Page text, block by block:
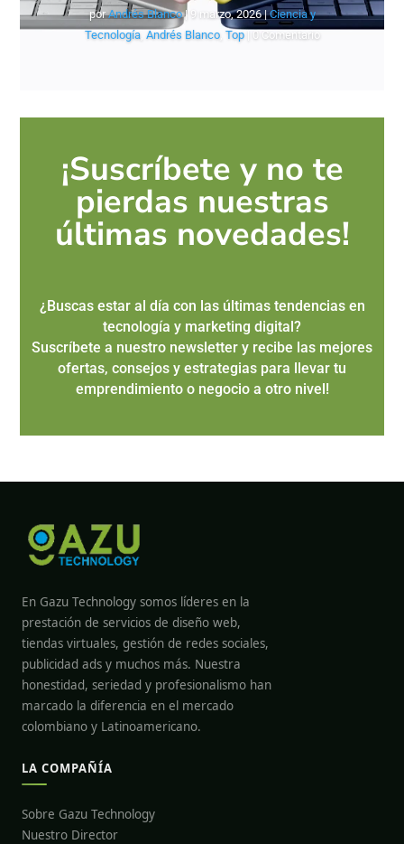
porAndrés Blanco| 9 marzo, 2026|Ciencia y
Tecnología, Andrés Blanco, Top| 0 Comentario
¡Suscríbete y no te
pierdas nuestras
últimas novedades!
¿Buscas estar al día con las últimas tendencias en
tecnología y marketing digital?
Suscríbete a nuestro newsletter y recibe las mejores
ofertas, consejos y estrategias para llevar tu
emprendimiento o negocio a otro nivel!
En Gazu Technology somos líderes en la
prestación de servicios de diseño web,
tiendas virtuales, gestión de redes sociales,
publicidad ads y muchos más. Nuestra
honestidad, seriedad y profesionalismo han
marcado la diferencia en el mercado
colombiano y Latinoamericano.
LA COMPAÑÍA
Sobre Gazu Technology
Nuestro Director